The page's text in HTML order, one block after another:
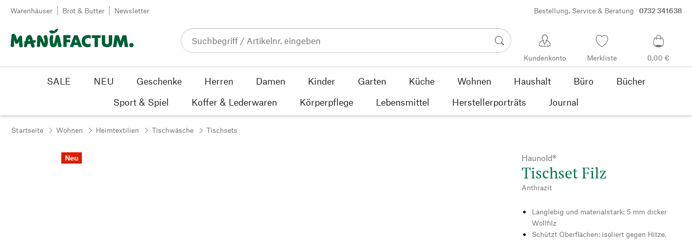
Zum Inhalt springen
Warenhäuser Brot & Butter Newsletter Bestellung, Service & Beratung 0732 341638
Kundenkonto Merkliste 0,00 €
SALE NEU Geschenke Herren Damen Kinder Garten Küche Wohnen Haushalt Büro
Bücher
Sport & Spiel
Koffer & Lederwaren Körperpflege Lebensmittel Herstellerporträts Journal
Startseite Wohnen Heimtextilien Tischwäsche Tischsets
Neu Haunold®
Tischset Filz
Anthrazit
Langlebig und materialstark: 5 mm dicker
Wollfilz
Schützt Oberflächen: isoliert gegen Hitze,